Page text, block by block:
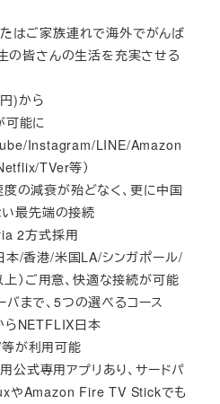
はご家族連れで海外でがんば
の皆さんの生活を充実させる
)から
可能に
Instagram/LINE/Amazon
TVer等）
の減衰が殆どなく、更に中国
い最先端の接続
2方式採用
本/香港/米国LA/シンガポール/
）ご用意、快適な接続が可能
まで、5つの選べるコース
らNETFLIX日本
が利用可能
式専用アプリあり、サードパ
やAmazon Fire TV Stickでも